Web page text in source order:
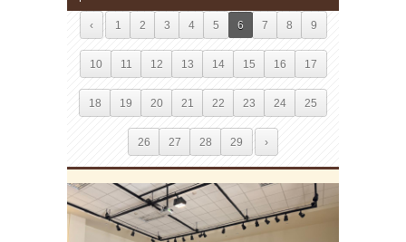
‹ 1 2 3 4 5 6 7 8 9
10 11 12 13 14 15 16 17
18 19 20 21 22 23 24 25
26 27 28 29 ›